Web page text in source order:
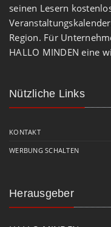
seinen Lesern
Region. Für
HALLO MINDEN eine
Nützliche Links
KONTAKT
WERBUNG SCHALTEN
Herausgeber